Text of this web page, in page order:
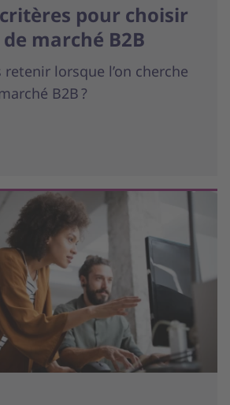
pour choisir
marché B2B
lorsque l’on cherche
B2B ?